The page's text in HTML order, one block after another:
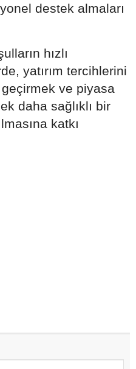
destek almaları
hızlı
yatırım tercihlerini
ve piyasa
daha sağlıklı bir
katkı